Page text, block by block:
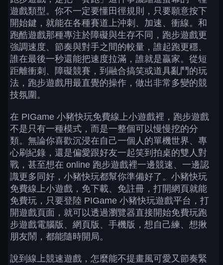
遊戲類型。你不一定要懂田徑規則，只要願意按下
開始鍵，就能在各種賽道上沖刺、加速、衝線。和
跑酷遊戲那種專注於障礙與生存不同，跑步遊戲更
強調速度、節奏與對手之間的較量，誰起跑更穩、
誰在最後一秒還能把速度拉滿，誰就是贏家。從短
距離衝刺、障礙競賽，到融合搞笑或道具亂鬥的玩
法，跑步遊戲用最直覺的操作，做出非常多變的競
技氛圍。
在 PIGame 小豬快玩免費線上小遊戲裡，跑步遊戲
不是只有一種模式，而是一整個可以慢慢挖的分
類。無論你喜歡沉浸在自己一個人的單機世界、專
心刷紀錄，還是偏愛跟好友一起笑到拍桌的雙人對
戰，甚至想在 online 跑步遊戲裡一邊競速、一邊認
識更多同好，小豬快玩都幫你準備好了。小豬快玩
免費線上小遊戲，免下載、免註冊，打開網頁就能
免費玩，只要登陸 PIGame 小豬快玩遊戲平台，打
開遊戲頁面，就可以透過瀏覽器直接開始免費玩跑
步遊戲電腦版、網頁版、手機版，想自己練、想揪
朋友鬧，都能隨時開局。
說到線上競速遊戲，怎麼能不提畫風可愛又節奏緊